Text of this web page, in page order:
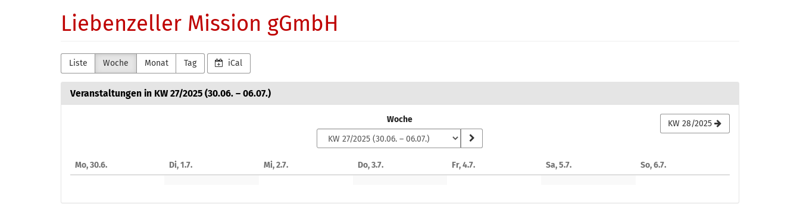
Liebenzeller Mission gGmbH
Liste Woche Monat Tag iCal
Veranstaltungen in KW 27/2025 (30.06. – 06.07.)
auswählen
Woche KW 28/2025
Mo, 30.6. Di, 1.7. Mi, 2.7. Do, 3.7. Fr, 4.7. Sa, 5.7. So, 6.7.